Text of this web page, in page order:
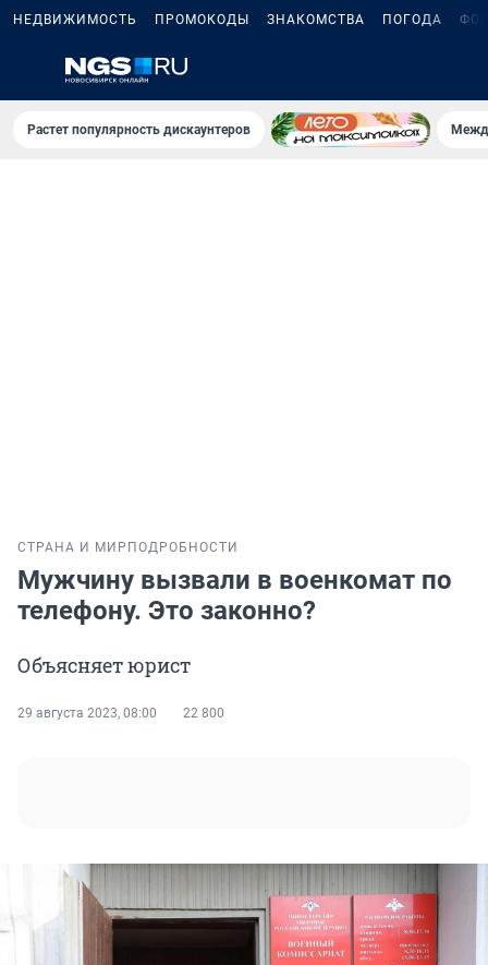
НЕДВИЖИМОСТЬ ПРОМОКОДЫ ЗНАКОМСТВА ПОГОДА
Растет популярность дискаунтеров
СТРАНА И МИР ПОДРОБНОСТИ
Мужчину вызвали в военкомат по
телефону. Это законно?
Объясняет юрист
29 августа 2023, 08:00 22 800